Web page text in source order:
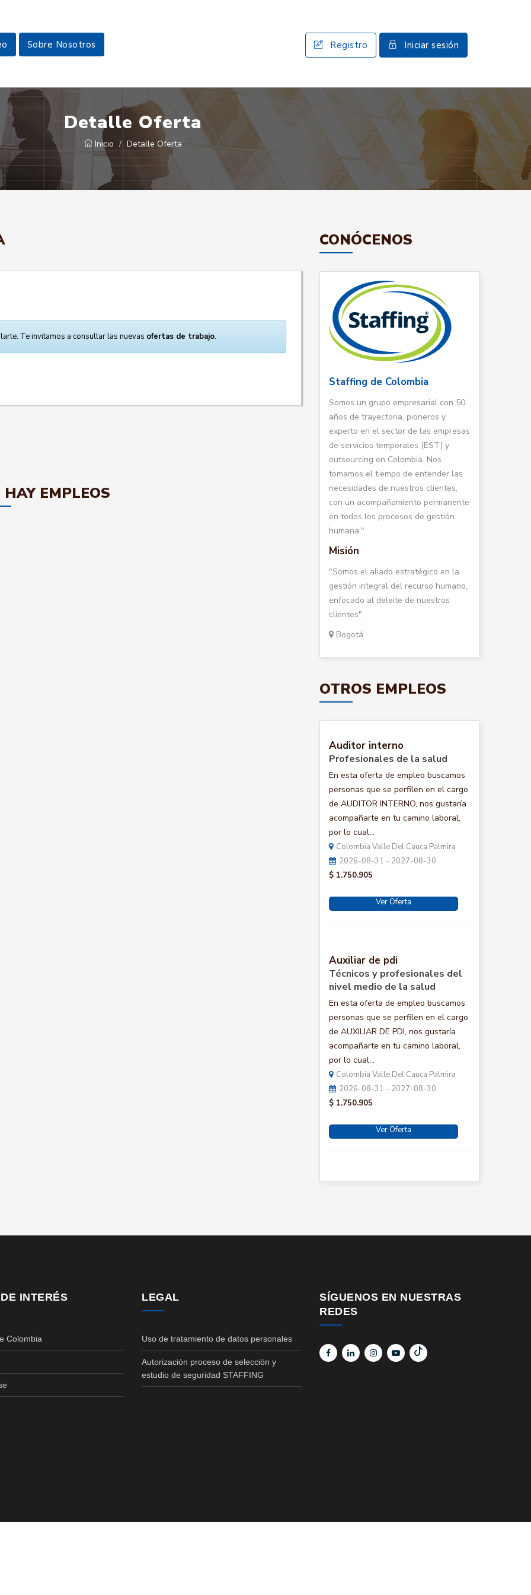
Sobre Nosotros Registro Iniciar sesión
Detalle Oferta
Inicio Detalle Oferta
Te invitamos a consultar las nuevas ofertas de trabajo.
HAY EMPLEOS
CONÓCENOS
Staffing de Colombia
Somos un grupo empresarial con 50
años de trayectoria, pioneros y
experto en el sector de las empresas
de servicios temporales (EST) y
outsourcing en Colombia. Nos
tomamos el tiempo de entender las
necesidades de nuestros clientes,
con un acompañamiento permanente
en todos los procesos de gestión
humana."
Misión
"Somos el aliado estratégico en la
gestión integral del recurso humano,
enfocado al deleite de nuestros
clientes".
Bogotá
OTROS EMPLEOS
Auditor interno
Profesionales de la salud
En esta oferta de empleo buscamos
personas que se perfilen en el cargo
de AUDITOR INTERNO, nos gustaría
acompañarte en tu camino laboral,
por lo cual...
Colombia Valle Del Cauca Palmira
2026-08-31 - 2027-08-30
$ 1.750.905
Ver Oferta
Auxiliar de pdi
Técnicos y profesionales del
nivel medio de la salud
En esta oferta de empleo buscamos
personas que se perfilen en el cargo
de AUXILIAR DE PDI, nos gustaría
acompañarte en tu camino laboral,
por lo cual...
Colombia Valle Del Cauca Palmira
2026-08-31 - 2027-08-30
$ 1.750.905
Ver Oferta
INTERÉS
Colombia
LEGAL
Uso de tratamiento de datos personales
Autorización proceso de selección y
estudio de seguridad STAFFING
SÍGUENOS EN NUESTRAS
REDES